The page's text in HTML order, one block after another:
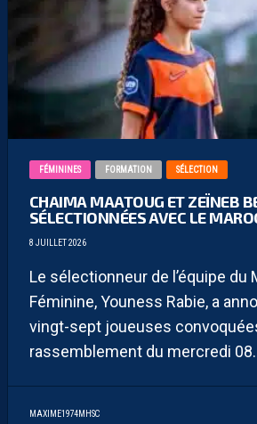
FÉMININES FORMATION SÉLECTION
CHAIMA MAATOUG ET ZEÏNEB
SÉLECTIONNÉES AVEC LE
8 JUILLET 2026
Le sélectionneur de l’équipe du
Féminine, Youness Rabie, a
vingt-sept joueuses
rassemblement du mercredi
MAXIME1974MHSC